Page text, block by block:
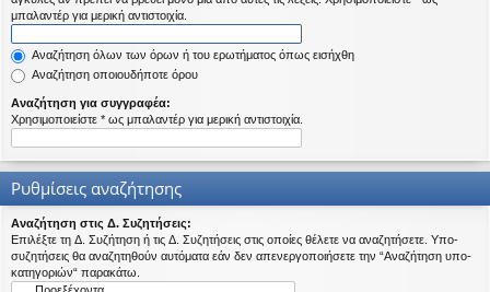
εις
μπαλαντέρ για μερική αντιστοιχία.
Αναζήτηση όλων των όρων ή του ερωτήματος όπως εισήχθη
Αναζήτηση οποιουδήποτε όρου
Αναζήτηση για συγγραφέα:
Χρησιμοποιείστε * ως μπαλαντέρ για μερική αντιστοιχία.
Ρυθμίσεις αναζήτησης
Αναζήτηση στις Δ. Συζητήσεις:
Επιλέξτε τη Δ. Συζήτηση ή τις Δ. Συζητήσεις στις οποίες θέλετε να αναζητήσετε. Υπο-
συζητήσεις θα αναζητηθούν αυτόματα εάν δεν απενεργοποιήσετε την “Αναζήτηση υπο-
κατηγοριών“ παρακάτω.